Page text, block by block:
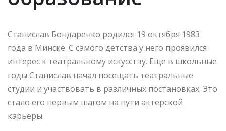
Станислав Бондаренко родился 19 октября 1983
года в Минске. С самого детства у него проявился
интерес к театральному искусству. Еще в школьные
годы Станислав начал посещать театральные
студии и участвовать в различных постановках. Это
стало его первым шагом на пути актерской
карьеры.